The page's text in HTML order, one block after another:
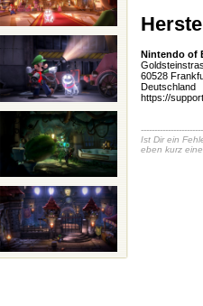
Nintendo of
60528
Deutschland
https://
Ist Dir ein
eben kurz